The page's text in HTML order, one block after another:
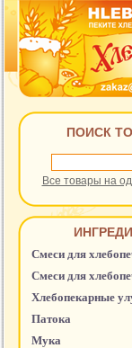
ПОИСК
Все товары на
Смеси для
Смеси для
Хлебопекарные
Патока
Мука